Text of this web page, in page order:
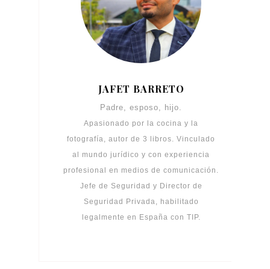
JAFET BARRETO
Padre, esposo, hijo.
Apasionado por la cocina y la
fotografía, autor de 3 libros. Vinculado
al mundo jurídico y con experiencia
profesional en medios de comunicación.
Jefe de Seguridad y Director de
Seguridad Privada, habilitado
legalmente en España con TIP.